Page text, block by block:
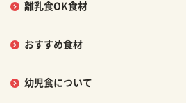
離乳食OK食材
おすすめ食材
幼児食について